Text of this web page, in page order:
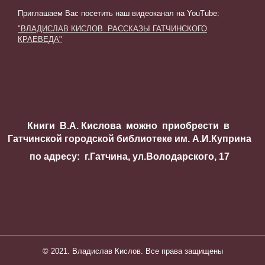
Приглашаем Вас посетить наш видеоканал на YouTube:
"ВЛАДИСЛАВ КИСЛОВ. РАССКАЗЫ ГАТЧИНСКОГО
КРАЕВЕДА"
Книги В.А. Кислова можно приобрести в
Гатчинской городской библиотеке им. А.И.Куприна
по адресу: г.Гатчина, ул.Володарского, 17
© 2021. Владислав Кислов. Все права защищены